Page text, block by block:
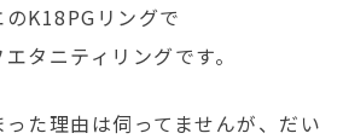
K18PGリングで
タニティリングです。
た理由は伺ってませんが、だい